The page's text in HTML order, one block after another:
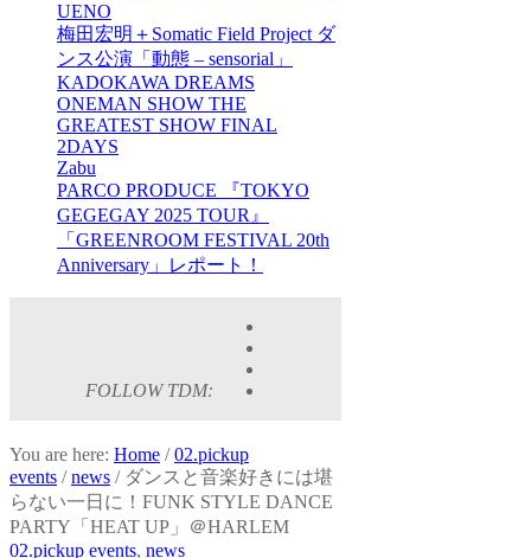
UENO
梅田宏明＋Somatic Field Project ダ
ンス公演「動態 ‒ sensorial」
KADOKAWA DREAMS
ONEMAN SHOW THE
GREATEST SHOW FINAL
2DAYS
Zabu
PARCO PRODUCE 『TOKYO
GEGEGAY 2025 TOUR』
「GREENROOM FESTIVAL 20th
Anniversary」レポート！
FOLLOW TDM:
You are here: Home /02.pickup
events /news / ダンスと音楽好きには堪
らない一日に！FUNK STYLE DANCE
PARTY「HEAT UP」＠HARLEM
02.pickup events, news